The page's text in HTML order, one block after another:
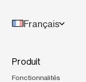
Français
Produit
Fonctionnalités